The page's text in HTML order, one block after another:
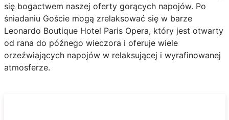
się bogactwem naszej oferty gorących napojów. Po
śniadaniu Goście mogą zrelaksować się w barze
Leonardo Boutique Hotel Paris Opera, który jest otwarty
od rana do późnego wieczora i oferuje wiele
orzeźwiających napojów w relaksującej i wyrafinowanej
atmosferze.